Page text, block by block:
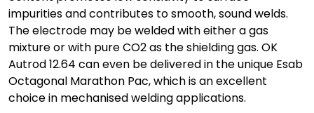
impurities and contributes to smooth, sound welds.
The electrode may be welded with either a gas
mixture or with pure CO2 as the shielding gas. OK
Autrod 12.64 can even be delivered in the unique Esab
Octagonal Marathon Pac, which is an excellent
choice in mechanised welding applications.